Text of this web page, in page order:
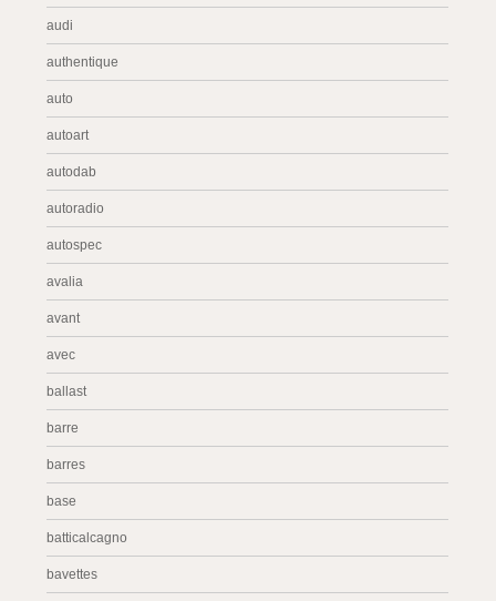
audi
authentique
auto
autoart
autodab
autoradio
autospec
avalia
avant
avec
ballast
barre
barres
base
batticalcagno
bavettes